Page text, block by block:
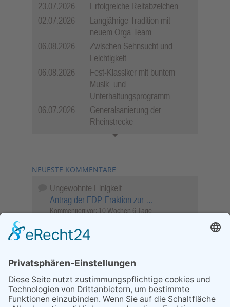
23.07.2026
Erfolgreiche Reitabzeichen
02.07.2026
Langjährige Tradition mit
neuem Orga-Team
06.08.2026
Zwischen Sehnsucht und
Leichtigkeit
06.08.2026
Fest-Klassiker mit buntem
Musik- und
Unterhaltungsprogramm
06.07.2026
Generalsanierung der
Rheinstrecke
NEUESTE KOMMENTARE
Ungewohnte Einigkeit
Antrag der FDP-Fraktion zur …
Kommentiert vor: 10 Wochen 6 Tage
Objekt …
Kommentiert vor: 26 Wochen 10 Stunden
Sperrung für Wassersportler schlägt hohe
Wellen
Sperrung der Stillgewässer